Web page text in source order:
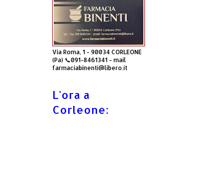
Via Roma, 1 - 90034 CORLEONE
(Pa) 📞091-8461341 - mail
farmaciabinenti@libero.it
L'ora a
Corleone: